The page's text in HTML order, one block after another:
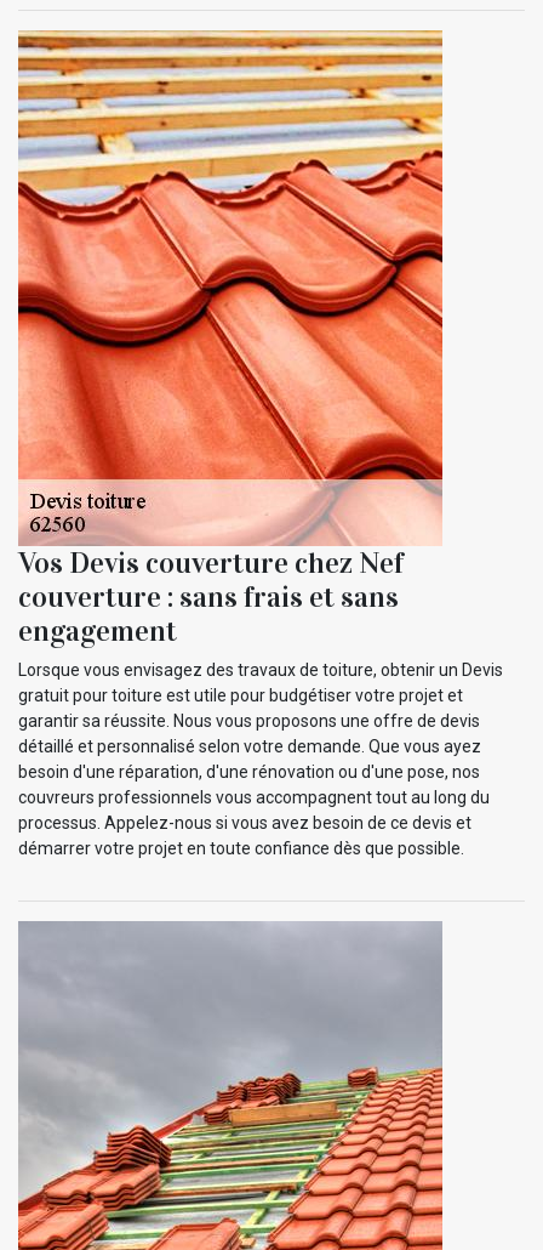
Vos Devis couverture chez Nef
couverture : sans frais et sans
engagement
Lorsque vous envisagez des travaux de toiture, obtenir un Devis
gratuit pour toiture est utile pour budgétiser votre projet et
garantir sa réussite. Nous vous proposons une offre de devis
détaillé et personnalisé selon votre demande. Que vous ayez
besoin d'une réparation, d'une rénovation ou d'une pose, nos
couvreurs professionnels vous accompagnent tout au long du
processus. Appelez-nous si vous avez besoin de ce devis et
démarrer votre projet en toute confiance dès que possible.